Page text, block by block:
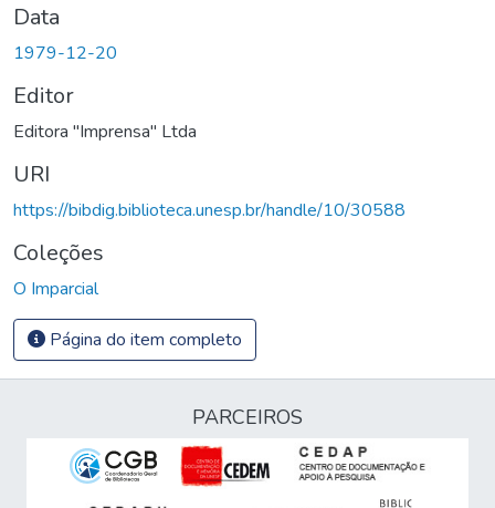
Data
1979-12-20
Editor
Editora "Imprensa" Ltda
URI
https://bibdig.biblioteca.unesp.br/handle/10/30588
Coleções
O Imparcial
Página do item completo
PARCEIROS